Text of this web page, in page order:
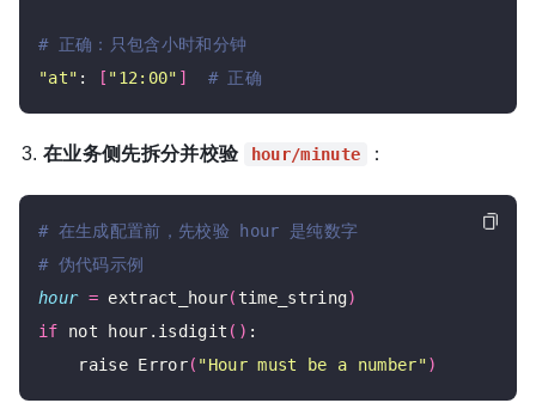
# 正确：只包含小时和分钟
"at" : [ "12:00" ] # 正确
在业务侧先拆分并校验 hour/minute ：
# 在生成配置前，先校验 hour 是纯数字
# 伪代码示例
hour = extract_hour( time_string)
if not hour.isdigit () :
    raise Error
( "Hour must be a number")